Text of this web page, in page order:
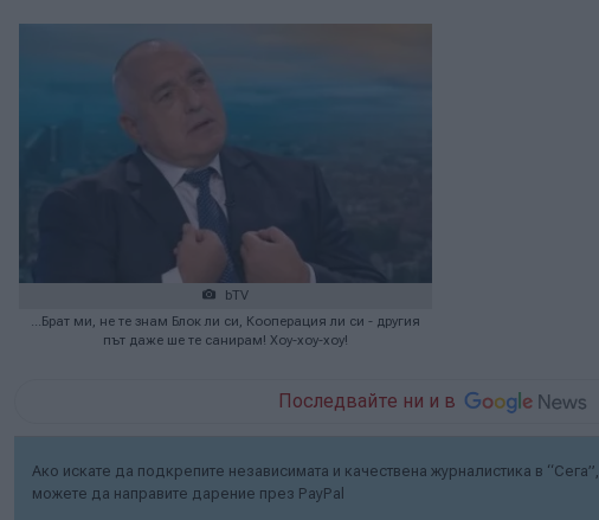
bTV
...Брат ми, не те знам Блок ли си, Кооперация ли си - другия
път даже ше те санирам! Хоу-хоу-хоу!
Последвайте ни и в
Ако искате да подкрепите независимата и качествена журналистика в “Сега”,
можете да направите дарение през PayPal